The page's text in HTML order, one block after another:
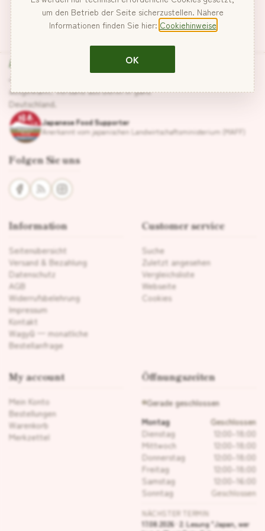
Japanische Lebensmittel, sorgfältig
ausgewählt. Versand aus Berlin in ganz
Deutschland.
Japanese Food Supporter
Anerkannt vom japanischen Landwirtschaftsministerium (MAFF)
Folgen Sie uns
Information
Seitenübersicht
Versand & Bezahlung
Datenschutz
AGB
Widerrufsbelehrung
Impressum
Kontakt
Wagyū — monatliche
Bestellanfrage
Customer service
Suche
Zuletzt angesehen
Vergleichsliste
Webseite
Cookies
My account
Mein Konto
Bestellungen
Warenkorb
Merkzettel
Öffnungszeiten
Gerade geschlossen
Montag
Geschlossen
Dienstag
12:00–18:00
Mittwoch
12:00–18:00
Donnerstag
12:00–18:00
Freitag
12:00–18:00
Samstag
12:00–16:00
Sonntag
Geschlossen
NÄCHSTER TERMIN
17.08.2026 · 2. Lesung "Japan, wer
um den Betrieb der Seite sicherzustellen. Nähere
Informationen finden Sie hier: Cookiehinweise
OK